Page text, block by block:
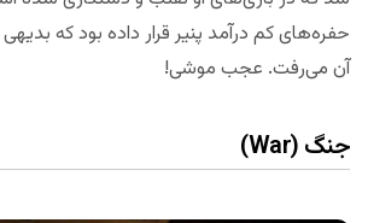
حفره‌های کم درآمد پنیر قرار داده بود که
آن می‌رفت. عجب موشی!
جنگ (War)